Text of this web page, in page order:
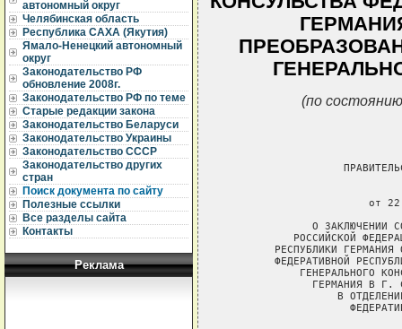
автономный округ
Челябинская область
Республика САХА (Якутия)
Ямало-Ненецкий автономный
округ
Законодательство РФ
обновление 2008г.
Законодательство РФ по теме
Старые редакции закона
Законодательство Беларуси
Законодательство Украины
Законодательство СССР
Законодательство других
стран
Поиск документа по сайту
Полезные ссылки
Все разделы сайта
Контакты
Реклама
(по
от
О ЗАКЛЮЧЕНИИ
РОССИЙСКОЙ
РЕСПУБЛИКИ ГЕРМАНИЯ
ФЕДЕРАТИВНОЙ
ГЕНЕРАЛЬНОГО
ГЕРМАНИЯ В Г.
В